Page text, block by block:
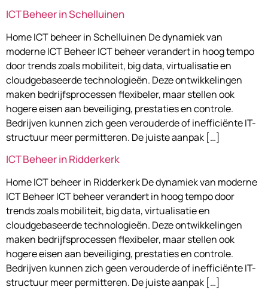
ICT Beheer in Schelluinen
Home ICT beheer in Schelluinen De dynamiek van
moderne ICT Beheer ICT beheer verandert in hoog tempo
door trends zoals mobiliteit, big data, virtualisatie en
cloudgebaseerde technologieën. Deze ontwikkelingen
maken bedrijfsprocessen flexibeler, maar stellen ook
hogere eisen aan beveiliging, prestaties en controle.
Bedrijven kunnen zich geen verouderde of inefficiënte IT-
structuur meer permitteren. De juiste aanpak […]
ICT Beheer in Ridderkerk
Home ICT beheer in Ridderkerk De dynamiek van moderne
ICT Beheer ICT beheer verandert in hoog tempo door
trends zoals mobiliteit, big data, virtualisatie en
cloudgebaseerde technologieën. Deze ontwikkelingen
maken bedrijfsprocessen flexibeler, maar stellen ook
hogere eisen aan beveiliging, prestaties en controle.
Bedrijven kunnen zich geen verouderde of inefficiënte IT-
structuur meer permitteren. De juiste aanpak […]